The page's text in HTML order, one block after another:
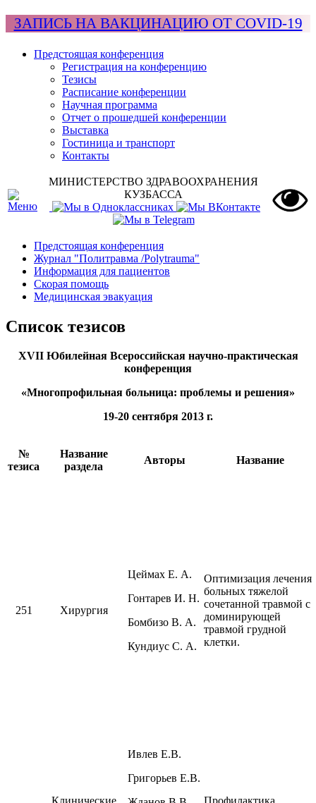
ЗАПИСЬ НА ВАКЦИНАЦИЮ ОТ COVID-19
Предстоящая конференция
Регистрация на конференцию
Тезисы
Расписание конференции
Научная программа
Отчет о прошедшей конференции
Выставка
Гостиница и транспорт
Контакты
МИНИСТЕРСТВО ЗДРАВООХРАНЕНИЯ
КУЗБАССА
Предстоящая конференция
Журнал "Политравма /Polytrauma"
Информация для пациентов
Скорая помощь
Медицинская эвакуация
Список тезисов
XVII Юбилейная Всероссийская научно-практическая
конференция
«Многопрофильная больница: проблемы и решения»
19-20 сентября 2013 г.
№
тезиса
Название
раздела
Авторы Название
251 Хирургия
Цеймах Е. А.
Гонтарев И. Н.
Бомбизо В. А.
Кундиус С. А.
Оптимизация лечения
больных тяжелой
сочетанной травмой с
доминирующей
травмой грудной
клетки.
Ивлев Е.В.
Григорьев Е.В.